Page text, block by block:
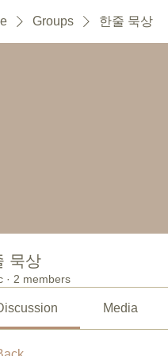
Groups 한줄 묵상
묵상
· 2 members
Media